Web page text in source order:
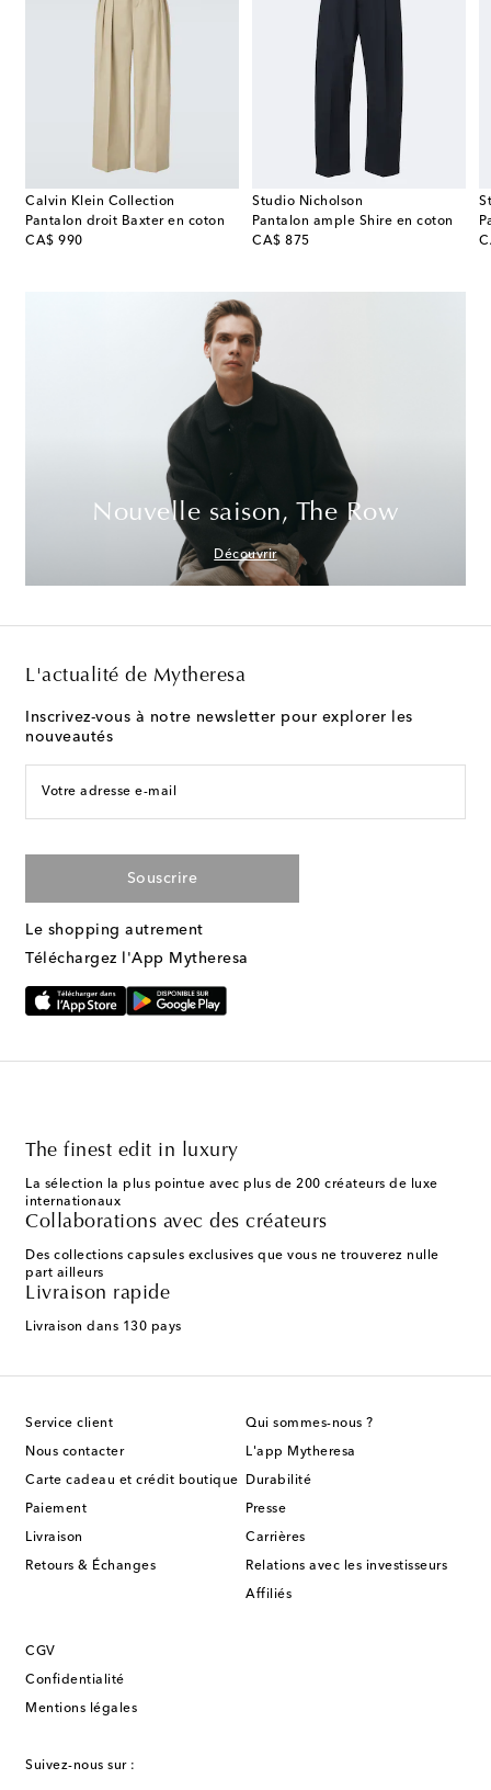
Calvin Klein Collection
Pantalon droit Baxter en coton
CA$ 990
original price
Studio Nicholson
Pantalon ample Shire en coton
CA$ 875
original price
Nouvelle saison, The Row
Découvrir
L'actualité de Mytheresa
Inscrivez-vous à notre newsletter pour explorer les
nouveautés
Votre adresse e-mail
Souscrire
Le shopping autrement
Téléchargez l'App Mytheresa
The finest edit in luxury
La sélection la plus pointue avec plus de 200 créateurs de luxe
internationaux
Collaborations avec des créateurs
Des collections capsules exclusives que vous ne trouverez nulle
part ailleurs
Livraison rapide
Livraison dans 130 pays
Service client
Nous contacter
Carte cadeau et crédit boutique
Paiement
Livraison
Retours & Échanges
Qui sommes-nous ?
L'app Mytheresa
Durabilité
Presse
Carrières
Relations avec les investisseurs
Affiliés
CGV
Confidentialité
Mentions légales
Suivez-nous sur :